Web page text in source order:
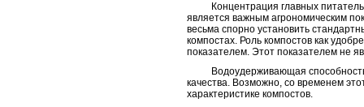
Концентрация главных
является важным агрономическим
весьма спорно установить
компостах. Роль компостов как
показателем. Этот показателем не
Водоудерживающая способность
качества. Возможно, со временем
характеристике компостов.